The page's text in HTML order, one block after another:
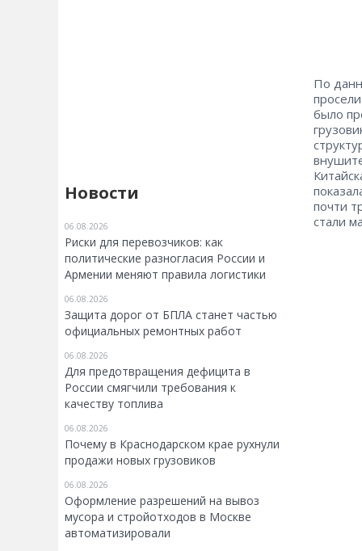
Новости
06.08.2026
Риски для перевозчиков: как
политические разногласия России и
Армении меняют правила логистики
06.08.2026
Защита дорог от БПЛА станет частью
официальных ремонтных работ
06.08.2026
Для предотвращения дефицита в
России смягчили требования к
качеству топлива
06.08.2026
Почему в Краснодарском крае рухнули
продажи новых грузовиков
06.08.2026
Оформление разрешений на вывоз
мусора и стройотходов в Москве
автоматизировали
По
было
почти
стали